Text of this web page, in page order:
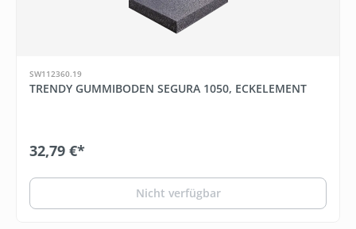
SW112360.19
TRENDY GUMMIBODEN SEGURA 1050, ECKELEMENT
32,79 €*
Nicht verfügbar